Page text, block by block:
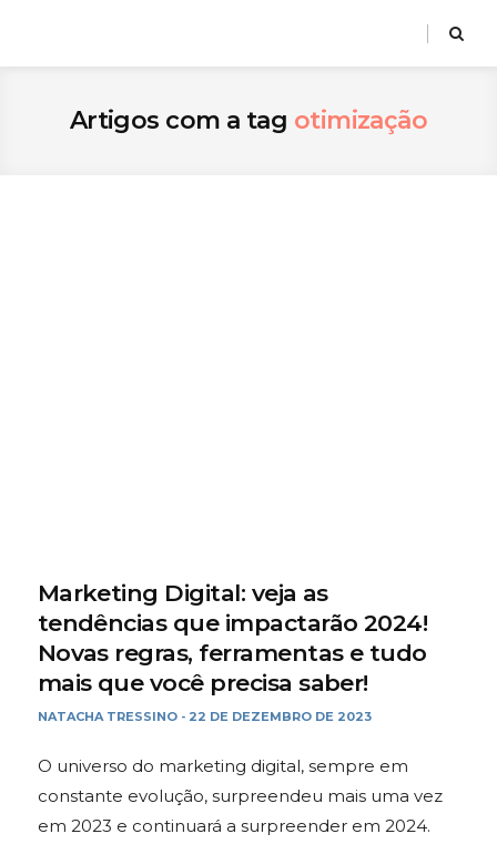
Artigos com a tag otimização
Marketing Digital: veja as
tendências que impactarão 2024!
Novas regras, ferramentas e tudo
mais que você precisa saber!
NATACHA TRESSINO - 22 DE DEZEMBRO DE 2023
O universo do marketing digital, sempre em
constante evolução, surpreendeu mais uma vez
em 2023 e continuará a surpreender em 2024.